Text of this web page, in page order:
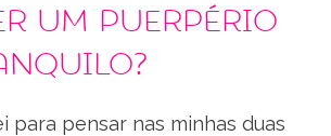
um puerpério
para pensar nas minhas duas